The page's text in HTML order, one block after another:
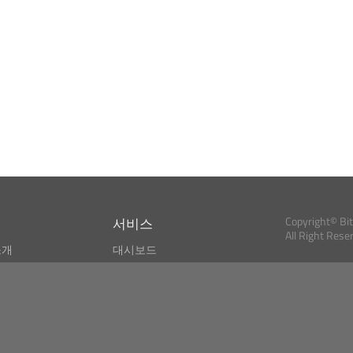
서비스
대시보드
Copyright©
All Right